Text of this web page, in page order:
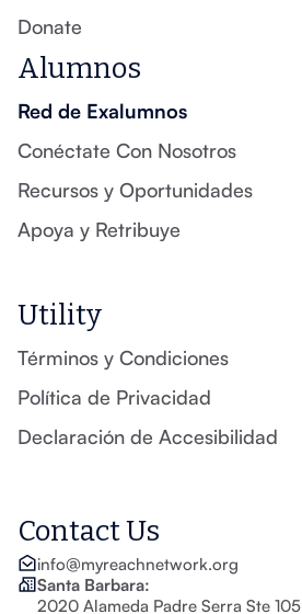
Donate
Alumnos
Red de Exalumnos
Conéctate Con Nosotros
Recursos y Oportunidades
Apoya y Retribuye
Utility
Términos y Condiciones
Política de Privacidad
Declaración de Accesibilidad
Contact Us
info@myreachnetwork.org
Santa Barbara:
2020 Alameda Padre Serra Ste 105